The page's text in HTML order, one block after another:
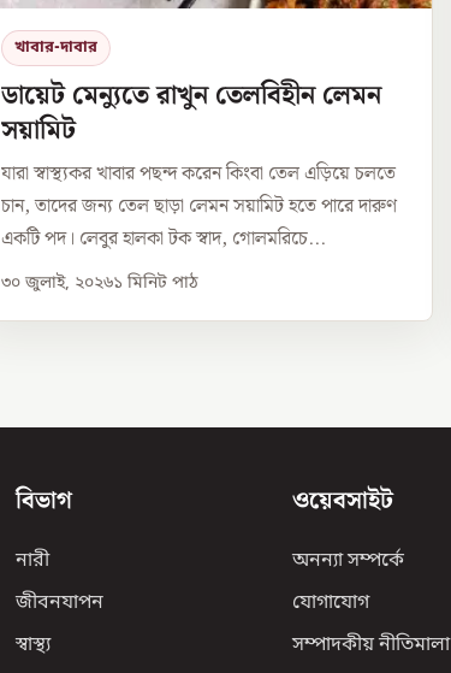
খাবার-দাবার
ডায়েট মেন্যুতে রাখুন তেলবিহীন লেমন
সয়ামিট
যারা স্বাস্থ্যকর খাবার পছন্দ করেন কিংবা তেল এড়িয়ে চলতে
চান, তাদের জন্য তেল ছাড়া লেমন সয়ামিট হতে পারে দারুণ
একটি পদ। লেবুর হালকা টক স্বাদ, গোলমরিচে...
৩০ জুলাই, ২০২৬১ মিনিট পাঠ
বিভাগ
নারী
জীবনযাপন
স্বাস্থ্য
ওয়েবসাইট
অনন্যা সম্পর্কে
যোগাযোগ
সম্পাদকীয় নীতিমালা